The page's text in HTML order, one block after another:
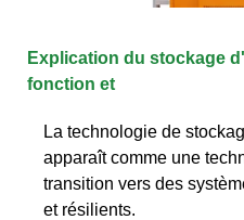
Explication du stockage
fonction et
La technologie de
apparaît comme une
transition vers des
et résilients.